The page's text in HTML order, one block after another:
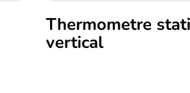
Thermometre
vertical